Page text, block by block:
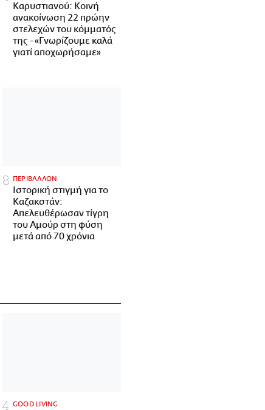
Καρυστιανού: Κοινή
ανακοίνωση 22 πρώην
στελεχών του κόμματός
της - «Γνωρίζουμε καλά
γιατί αποχωρήσαμε»
ΠΕΡΙΒΑΛΛΟΝ
Ιστορική στιγμή για το
Καζακστάν:
Απελευθέρωσαν τίγρη
του Αμούρ στη φύση
μετά από 70 χρόνια
GOOD LIVING